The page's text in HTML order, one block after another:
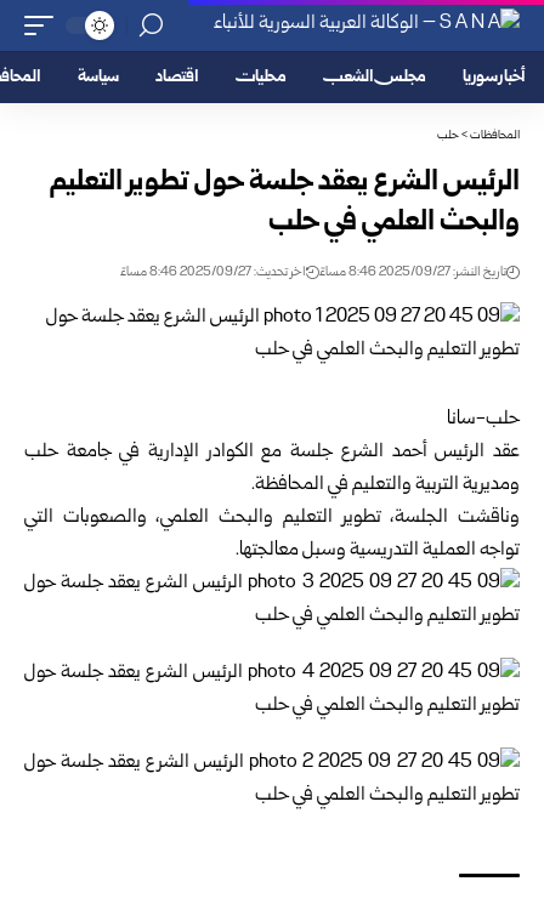
أخبار سوريا مجلس الشعب محليات اقتصاد سياسة
المحافظات>حلب
الرئيس الشرع يعقد جلسة حول تطوير التعليم
والبحث العلمي في حلب
تاريخ النشر: 2025/09/27 8:46 مساءً اخر تحديث: 2025/09/27 8:46 مساءً
حلب-سانا
عقد الرئيس أحمد الشرع جلسة مع الكوادر الإدارية في جامعة حلب
ومديرية التربية والتعليم في المحافظة.
وناقشت الجلسة، تطوير التعليم والبحث العلمي، والصعوبات التي
تواجه العملية التدريسية وسبل معالجتها.